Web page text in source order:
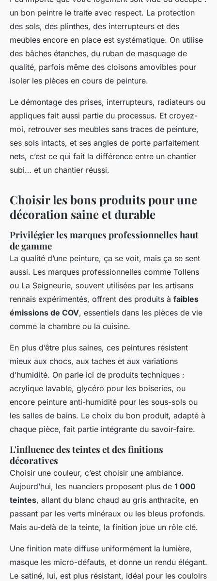
un bon peintre le traite avec respect. La protection
des sols, des plinthes, des interrupteurs et des
meubles encore en place est systématique. On utilise
des bâches étanches, du ruban de masquage de
qualité, parfois même des cloisons amovibles pour
isoler les pièces en cours de peinture.
Le démontage des prises, interrupteurs, radiateurs ou
appliques fait aussi partie du processus. Et croyez-
moi, retrouver ses meubles sans traces de peinture,
ses sols intacts, et ses angles de porte parfaitement
nets, c’est ce qui fait la différence entre un chantier
subi… et un chantier réussi.
Choisir les bons produits pour une
décoration saine et durable
Privilégier les marques professionnelles haut
de gamme
La qualité d’une peinture, ça se voit, mais ça se sent
aussi. Les marques professionnelles comme Tollens
ou La Seigneurie, souvent utilisées par les artisans
rennais expérimentés, offrent des produits à faibles
émissions de COV, essentiels dans les pièces de vie
comme la chambre ou la cuisine.
En plus d’être plus saines, ces peintures résistent
mieux aux chocs, aux taches et aux variations
d’humidité. On parle ici de produits techniques :
acrylique lavable, glycéro pour les boiseries, ou
encore peinture anti-humidité pour les sous-sols ou
les salles de bains. Le choix du bon produit, adapté à
chaque pièce, fait partie intégrante du savoir-faire.
L'influence des teintes et des finitions
décoratives
Choisir une couleur, c’est choisir une ambiance.
Aujourd’hui, les nuanciers proposent plus de 1 000
teintes, allant du blanc chaud au gris anthracite, en
passant par les verts minéraux ou les bleus profonds.
Mais au-delà de la teinte, la finition joue un rôle clé.
Une finition mate diffuse uniformément la lumière,
masque les micro-défauts, et donne un rendu élégant.
Le satiné, lui, est plus résistant, idéal pour les couloirs